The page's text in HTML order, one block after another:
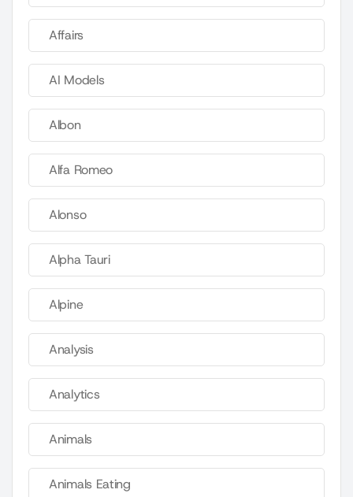
Affairs
AI Models
Albon
Alfa Romeo
Alonso
Alpha Tauri
Alpine
Analysis
Analytics
Animals
Animals Eating